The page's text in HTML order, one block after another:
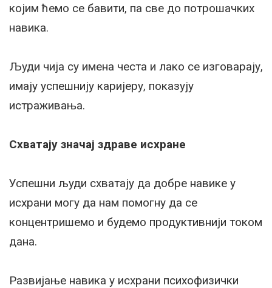
којим ћемо се бавити, па све до потрошачких
навика.
Људи чија су имена честа и лако се изговарају,
имају успешнију каријеру, показују
истраживања.
Схватају значај здраве исхране
Успешни људи схватају да добре навике у
исхрани могу да нам помогну да се
концентришемо и будемо продуктивнији током
дана.
Развијање навика у исхрани психофизички